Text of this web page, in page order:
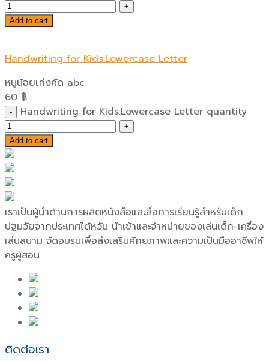
Add to cart
Handwriting for Kids:Lowercase Letter
หนูน้อยเก่งคัด abc
60 ฿
Handwriting for Kids:Lowercase Letter quantity
Add to cart
เราเป็นผู้นำด้านการผลิตหนังสือและสื่อการเรียนรู้สำหรับเด็ก
ปฐมวัยจากประเทศไต้หวัน นำเข้าและจำหน่ายของเล่นเด็ก-เครื่อง
เล่นสนาม จัดอบรมเพื่อส่งเสริมศักยภาพและความเป็นมืออาชีพให้
ครูผู้สอน
ติดต่อเรา